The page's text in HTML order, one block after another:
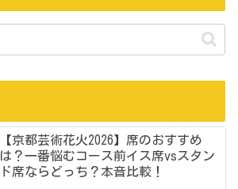
【京都芸術花火2026】席のおすすめ
は？一番悩むコース前イス席vsスタン
ド席ならどっち？本音比較！